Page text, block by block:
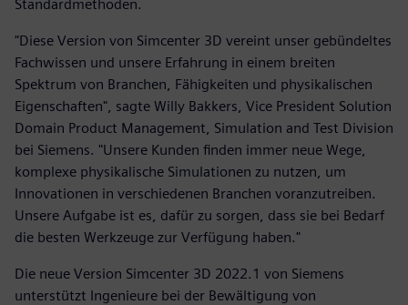
Standardmethoden.
"Diese Version von Simcenter 3D vereint unser gebündeltes
Fachwissen und unsere Erfahrung in einem breiten
Spektrum von Branchen, Fähigkeiten und physikalischen
Eigenschaften", sagte Willy Bakkers, Vice President Solution
Domain Product Management, Simulation and Test Division
bei Siemens. "Unsere Kunden finden immer neue Wege,
komplexe physikalische Simulationen zu nutzen, um
Innovationen in verschiedenen Branchen voranzutreiben.
Unsere Aufgabe ist es, dafür zu sorgen, dass sie bei Bedarf
die besten Werkzeuge zur Verfügung haben."
Die neue Version Simcenter 3D 2022.1 von Siemens
unterstützt Ingenieure bei der Bewältigung von